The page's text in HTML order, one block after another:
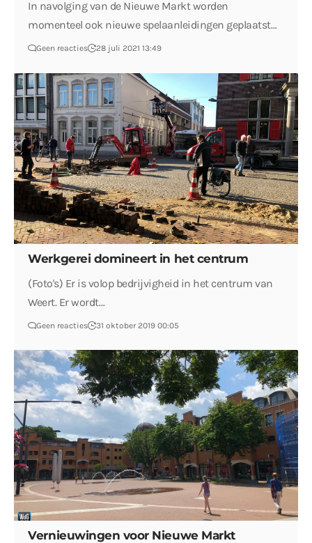
In navolging van de Nieuwe Markt worden
momenteel ook nieuwe spelaanleidingen geplaatst…
Geen reacties 28 juli 2021 13:49
Werkgerei domineert in het centrum
(Foto's) Er is volop bedrijvigheid in het centrum van
Weert. Er wordt…
Geen reacties 31 oktober 2019 00:05
Vernieuwingen voor Nieuwe Markt